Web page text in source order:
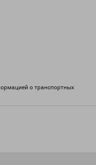
о транспортных